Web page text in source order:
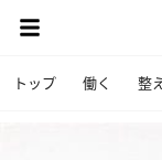
トップ 働く 整